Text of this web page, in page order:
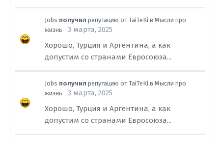
Jobs получил репутацию отTaiTeKi в Мысли про
жизнь
3 марта, 2025
Хорошо, Турция и Аргентина, а как
допустим со странами Евросоюза...
Jobs получил репутацию отTaiTeKi в Мысли про
жизнь
3 марта, 2025
Хорошо, Турция и Аргентина, а как
допустим со странами Евросоюза...